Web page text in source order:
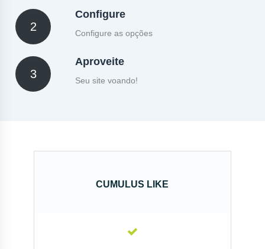
Configure
Configure as opções
2
Aproveite
Seu site voando!
3
CUMULUS LIKE